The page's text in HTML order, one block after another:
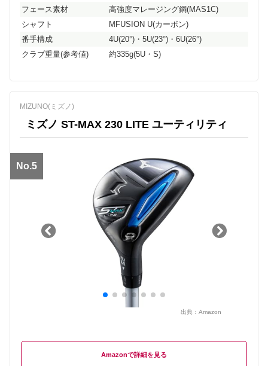
フェース素材
高強度マレージング鋼(MAS1C)
シャフト
MFUSION U(カーボン)
番手構成
4U(20°)・5U(23°)・6U(26°)
クラブ重量(参考値)
約335g(5U・S)
MIZUNO(ミズノ)
ミズノ ST-MAX 230 LITE ユーティリティ
No.5
出典： Amazon
Amazon